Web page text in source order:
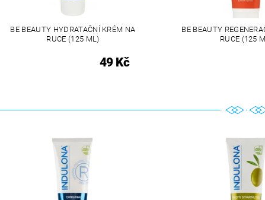
BE BEAUTY HYDRATAČNÍ KRÉM NA
RUCE (125 ML)
49 Kč
BE BEAUTY
RUCE (125